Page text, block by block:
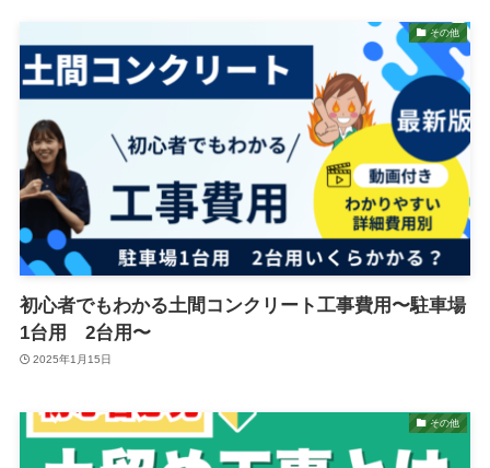
その他
初心者でもわかる土間コンクリート工事費用〜駐車場
1台用 2台用〜
2025年1月15日
その他